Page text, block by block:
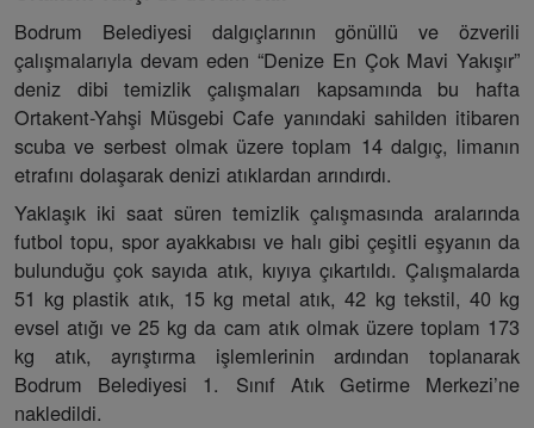
Bodrum Belediyesi dalgıçlarının gönüllü ve özverili
çalışmalarıyla devam eden “Denize En Çok Mavi Yakışır”
deniz dibi temizlik çalışmaları kapsamında bu hafta
Ortakent-Yahşi Müsgebi Cafe yanındaki sahilden itibaren
scuba ve serbest olmak üzere toplam 14 dalgıç, limanın
etrafını dolaşarak denizi atıklardan arındırdı.
Yaklaşık iki saat süren temizlik çalışmasında aralarında
futbol topu, spor ayakkabısı ve halı gibi çeşitli eşyanın da
bulunduğu çok sayıda atık, kıyıya çıkartıldı. Çalışmalarda
51 kg plastik atık, 15 kg metal atık, 42 kg tekstil, 40 kg
evsel atığı ve 25 kg da cam atık olmak üzere toplam 173
kg atık, ayrıştırma işlemlerinin ardından toplanarak
Bodrum Belediyesi 1. Sınıf Atık Getirme Merkezi’ne
nakledildi.